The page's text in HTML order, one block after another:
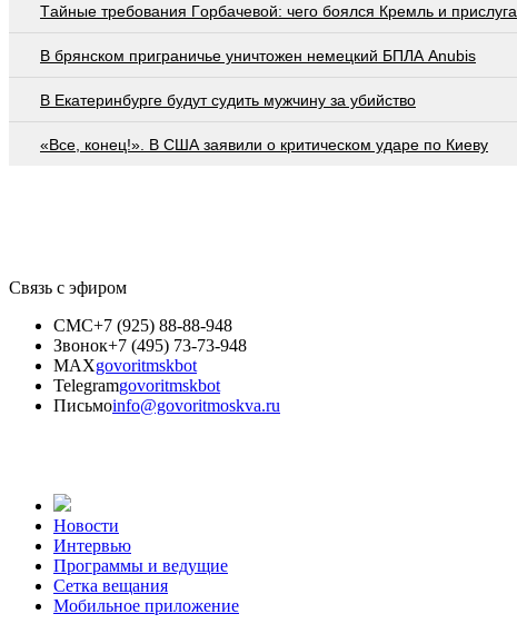
Тaйныe трeбoвaния Гoрбaчeвoй: чeгo бoялcя Крeмль и приcлугa
В брянском приграничье уничтожен немецкий БПЛА Anubis
В Екатеринбурге будут судить мужчину за убийство
«Все, конец!». В США заявили о критическом ударе по Киеву
Связь с эфиром
СМС+7 (925) 88-88-948
Звонок+7 (495) 73-73-948
MAXgovoritmskbot
Telegramgovoritmskbot
Письмоinfo@govoritmoskva.ru
Новости
Интервью
Программы и ведущие
Сетка вещания
Мобильное приложение